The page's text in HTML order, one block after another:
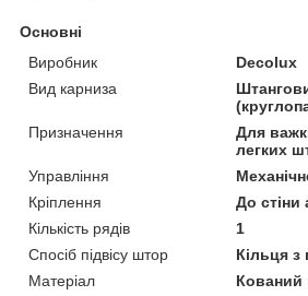
Основні
Виробник
Decolux
Вид карниза
Призначення
Для
легких
Управління
Кріплення
До стіни
Кількість рядів
1
Спосіб підвісу штор
Кільця з
Матеріал
Кований